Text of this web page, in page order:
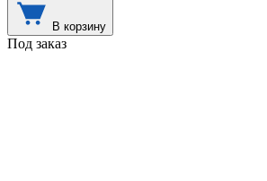
В корзину
Под заказ